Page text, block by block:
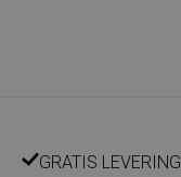
GRATIS